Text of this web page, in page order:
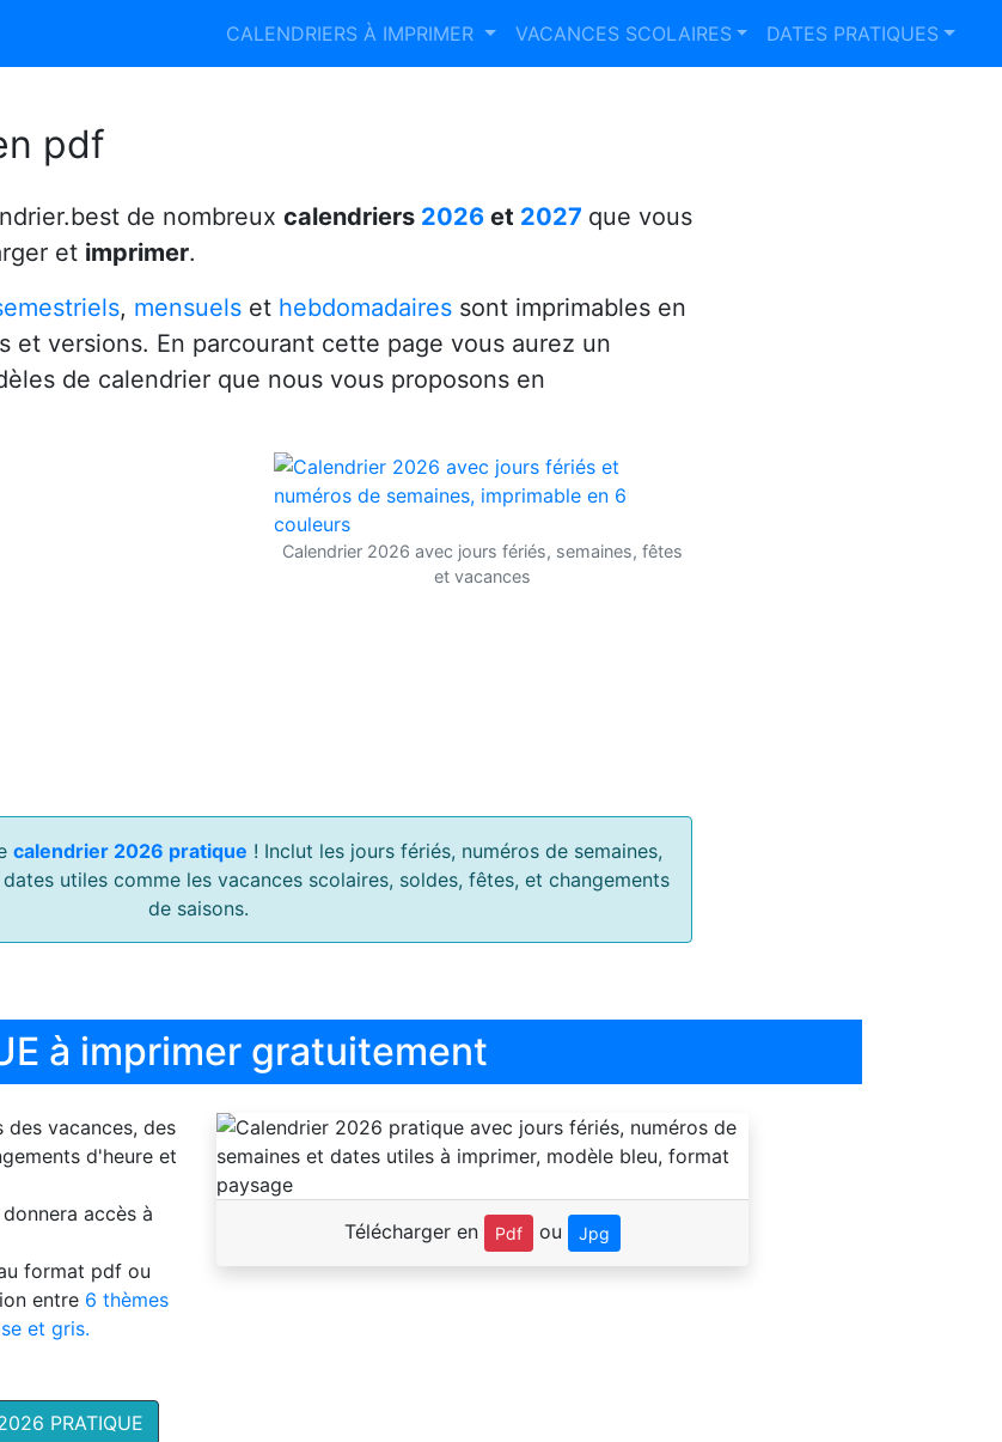
CALENDRIERS À IMPRIMER VACANCES SCOLAIRES DATES PRATIQUES
Calendrier 2027
pdf
de nombreux calendriers 2026et 2027 que vous
et imprimer.
, mensuelset hebdomadairessont imprimables en
et versions. En parcourant cette page vous aurez un
de calendrier que nous vous proposons en
Calendrier 2026 avec jours fériés, semaines, fêtes
et vacances
calendrier 2026 pratique ! Inclut les jours fériés, numéros de semaines,
utiles comme les vacances scolaires, soldes, fêtes, et changements
de saisons.
à imprimer gratuitement
des vacances, des
d'heure et
accès à
format pdf ou
entre 6 thèmes
et gris.
PRATIQUE
Télécharger en Pdf ou Jpg